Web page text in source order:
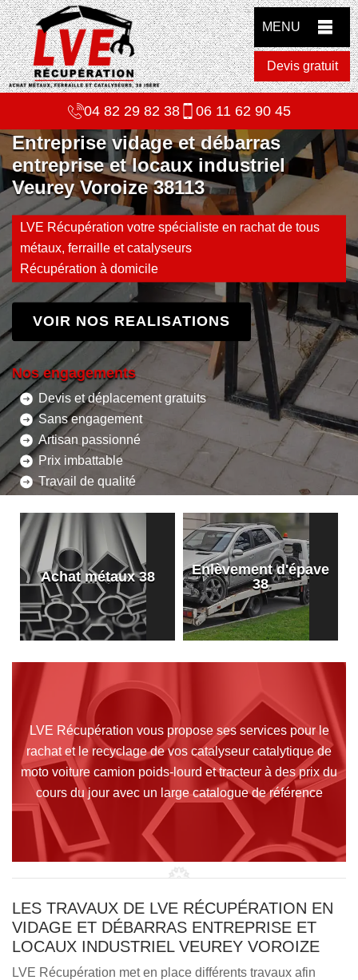
MENU
Devis gratuit
04 82 29 82 38 06 11 62 90 45
Entreprise vidage et débarras
entreprise et locaux industriel
Veurey Voroize 38113
LVE Récupération votre spécialiste en rachat de tous
métaux, ferraille et catalyseurs
Récupération à domicile
VOIR NOS REALISATIONS
Nos engagements
Devis et déplacement gratuits
Sans engagement
Artisan passionné
Prix imbattable
Travail de qualité
Achat métaux 38
Enlèvement d'épave
38
LVE Récupération vous propose ses services pour le
rachat et le recyclage de vos catalyseur catalytique de
moto voiture camion poids-lourd et tracteur à des prix du
cours du jour avec un large catalogue de référence
LES TRAVAUX DE LVE RÉCUPÉRATION EN
VIDAGE ET DÉBARRAS ENTREPRISE ET
LOCAUX INDUSTRIEL VEUREY VOROIZE
LVE Récupération met en place différents travaux afin